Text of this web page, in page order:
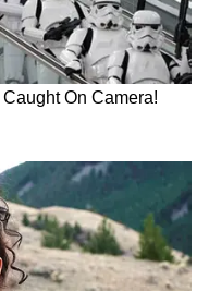
পূর্বাভাস দিচ্ছে